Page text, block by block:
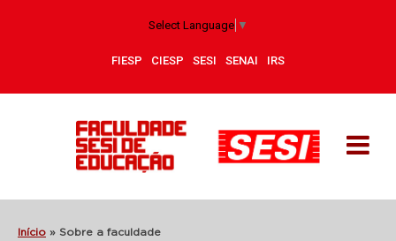
Select Language ▼
FIESP CIESP SESI SENAI IRS
Início » Sobre a faculdade